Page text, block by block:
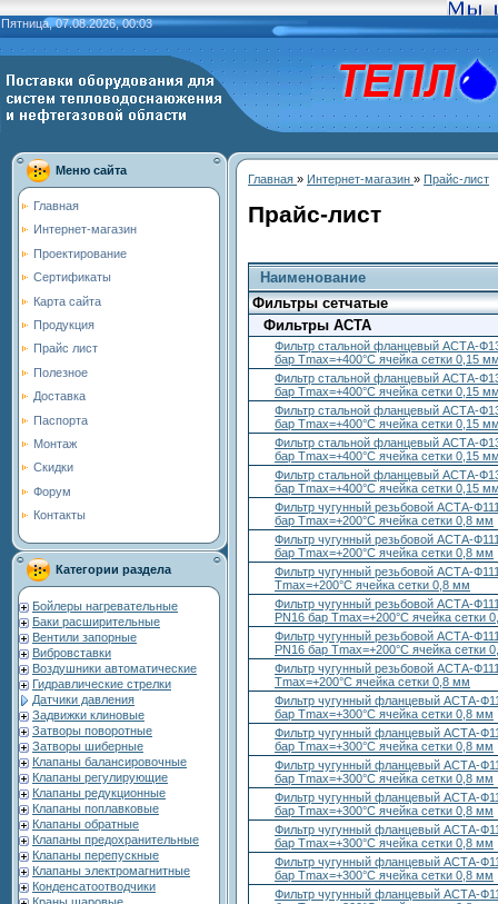
Пятница, 07.08.2026, 00:03
Меню сайта
Главная
Интернет-магазин
Проектирование
Сертификаты
Карта сайта
Продукция
Прайс лист
Полезное
Доставка
Паспорта
Монтаж
Скидки
Форум
Контакты
Категории раздела
Бойлеры нагревательные
Баки расширительные
Вентили запорные
Вибровставки
Воздушники автоматические
Гидравлические стрелки
Датчики давления
Задвижки клиновые
Затворы поворотные
Затворы шиберные
Клапаны балансировочные
Клапаны регулирующие
Клапаны редукционные
Клапаны поплавковые
Клапаны обратные
Клапаны предохранительные
Клапаны перепускные
Клапаны электромагнитные
Конденсатоотводчики
Главная » Интернет-магазин » Прайс-лист
Прайс-лист
Наименование
Фильтры сетчатые
Фильтры АСТА
Фильтр стальной фланцевый АСТА-
бар Тmax=+400°С ячейка сетки 0,15
Фильтр стальной фланцевый АСТА-
бар Тmax=+400°С ячейка сетки 0,15
Фильтр стальной фланцевый АСТА-
бар Тmax=+400°С ячейка сетки 0,15
Фильтр стальной фланцевый АСТА-
бар Тmax=+400°С ячейка сетки 0,15
Фильтр стальной фланцевый АСТА-
бар Тmax=+400°С ячейка сетки 0,15
Фильтр чугунный резьбовой АСТА-
бар Тmax=+200°С ячейка сетки 0,8 мм
Фильтр чугунный резьбовой АСТА-
бар Тmax=+200°С ячейка сетки 0,8 мм
Фильтр чугунный резьбовой АСТА-
Тmax=+200°С ячейка сетки 0,8 мм
Фильтр чугунный резьбовой АСТА-
PN16 бар Тmax=+200°С ячейка сетки
Фильтр чугунный резьбовой АСТА-
PN16 бар Тmax=+200°С ячейка сетки
Фильтр чугунный резьбовой АСТА-
Тmax=+200°С ячейка сетки 0,8 мм
Фильтр чугунный фланцевый АСТА-
бар Тmax=+300°С ячейка сетки 0,8 мм
Фильтр чугунный фланцевый АСТА-
бар Тmax=+300°С ячейка сетки 0,8 мм
Фильтр чугунный фланцевый АСТА-
бар Тmax=+300°С ячейка сетки 0,8 мм
Фильтр чугунный фланцевый АСТА-
бар Тmax=+300°С ячейка сетки 0,8 мм
Фильтр чугунный фланцевый АСТА-
бар Тmax=+300°С ячейка сетки 0,8 мм
Фильтр чугунный фланцевый АСТА-
бар Тmax=+300°С ячейка сетки 0,8 мм
Фильтр чугунный фланцевый АСТА-